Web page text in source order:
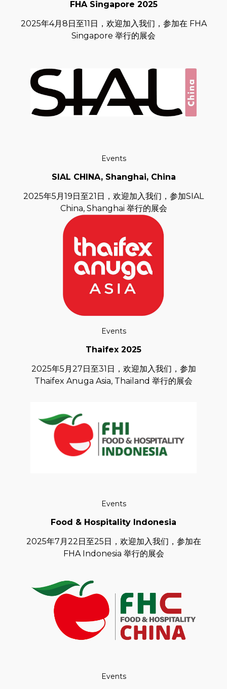
FHA Singapore 2025
2025年4月8日至11日，欢迎加入我们，参加在 FHA
Singapore 举行的展会
Events
SIAL CHINA, Shanghai, China
2025年5月19日至21日，欢迎加入我们，参加SIAL
China, Shanghai 举行的展会
Events
Thaifex 2025
2025年5月27日至31日，欢迎加入我们，参加
Thaifex Anuga Asia, Thailand 举行的展会
Events
Food & Hospitality Indonesia
2025年7月22日至25日，欢迎加入我们，参加在
FHA Indonesia 举行的展会
Events